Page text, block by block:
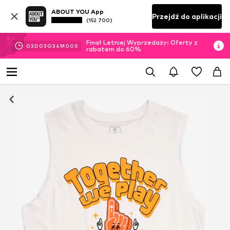
ABOUT YOU App
(152 700) Przejdź do aplikacji
03D 03 G 33M 59S
Finał Letniej Wyprzedaży: Oferty z
rabatem do 60%